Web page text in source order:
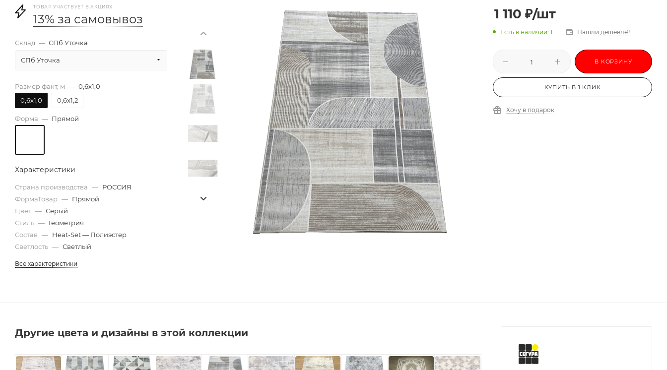
ТОВАР УЧАСТВУЕТ В АКЦИЯХ
13% за самовывоз
Склад — СПб Уточка
СПб Уточка
Размер факт, м — 0,6х1,0
0,6х1,0
0,6х1,2
Форма — Прямой
Характеристики
Страна производства — РОССИЯ
ФормаТовар — Прямой
Цвет — Серый
Стиль — Геометрия
Состав — Heat-Set — Полиэстер
Светлость — Светлый
Все характеристики
1 110 ₽/шт
Есть в наличии: 1 Нашли дешевле?
В КОРЗИНУ
КУПИТЬ В 1 КЛИК
Хочу в подарок
Другие цвета и дизайны в этой коллекции